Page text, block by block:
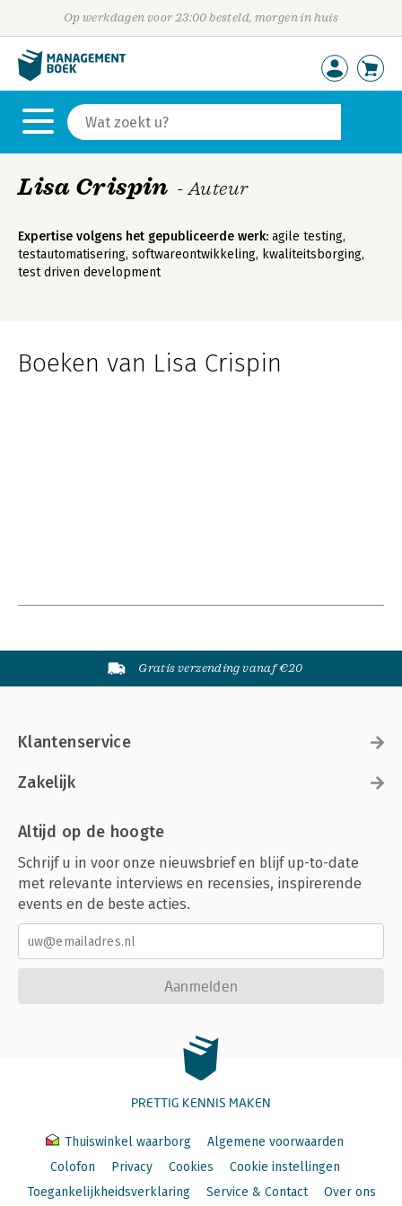
Op werkdagen voor 23:00 besteld, morgen in huis
Lisa Crispin - Auteur
Expertise volgens het gepubliceerde werk: agile testing,
testautomatisering, softwareontwikkeling, kwaliteitsborging,
test driven development
Boeken van Lisa Crispin
Gratis verzending vanaf €20
Klantenservice
Zakelijk
Altijd op de hoogte
Schrijf u in voor onze nieuwsbrief en blijf up-to-date
met relevante interviews en recensies, inspirerende
events en de beste acties.
Aanmelden
PRETTIG KENNIS MAKEN
Thuiswinkel waarborg
Algemene voorwaarden
Colofon
Privacy Cookies
Cookie instellingen
Toegankelijkheidsverklaring
Service & Contact Over ons